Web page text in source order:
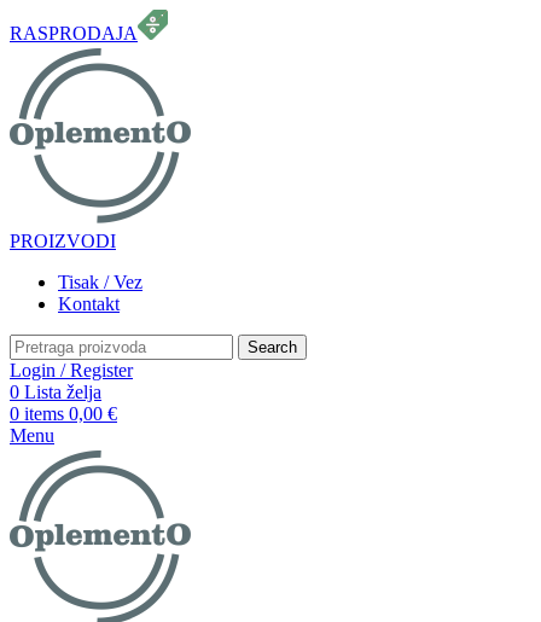
RASPRODAJA
PROIZVODI
Tisak / Vez
Kontakt
Search
Login / Register
0 Lista želja
0 items 0,00 €
Menu